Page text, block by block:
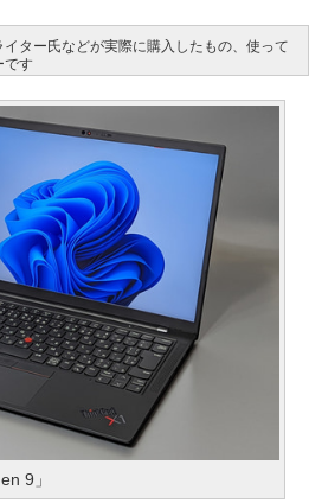
イター氏などが実際に購入したもの、使って
です
9」